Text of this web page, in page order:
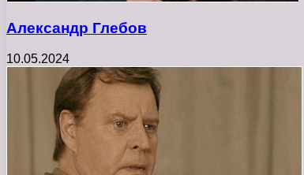
Александр Глебов
10.05.2024